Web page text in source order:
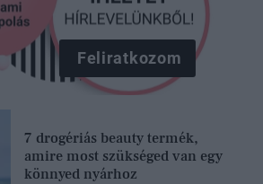
Feliratkozom
7 drogériás beauty termék,
amire most szükséged van egy
könnyed nyárhoz